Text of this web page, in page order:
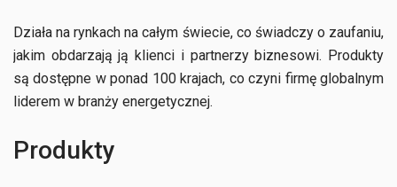
Działa na rynkach na całym świecie, co świadczy o zaufaniu,
jakim obdarzają ją klienci i partnerzy biznesowi. Produkty
są dostępne w ponad 100 krajach, co czyni firmę globalnym
liderem w branży energetycznej.
Produkty